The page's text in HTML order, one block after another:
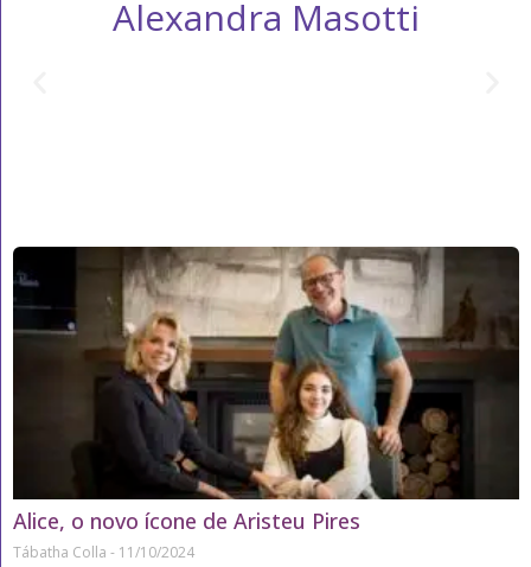
Alexandra Masotti
Alice, o novo ícone de Aristeu Pires
Tábatha Colla 11/10/2024